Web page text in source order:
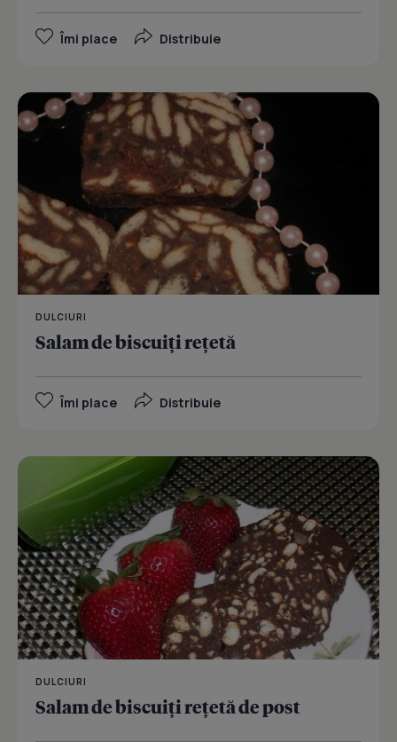
Îmi place Distribuie
DULCIURI
Salam de biscuiţi reţetă
Îmi place Distribuie
DULCIURI
Salam de biscuiţi reţetă de post